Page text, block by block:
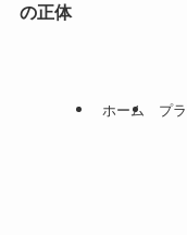
の正体
ホーム プ